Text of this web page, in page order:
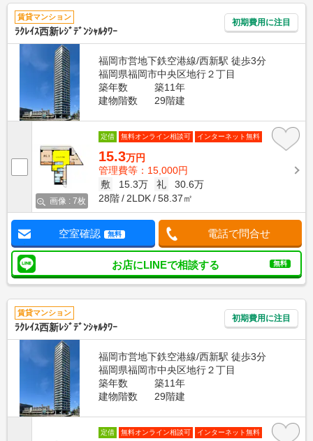
賃貸マンション
ﾗｸﾚｲｽ西新ﾚｼﾞﾃﾞﾝｼｬﾙﾀﾜｰ
初期費用に注目
福岡市営地下鉄空港線/西新駅 徒歩3分
福岡県福岡市中央区地行２丁目
築年数
築11年
建物階数
29階建
画像 : 7枚
定借 無料オンライン相談可 インターネット無料
15.3万円
管理費等：15,000円
敷
15.3万 礼
30.6万
28階
2LDK 58.37㎡
空室確認 無料 電話で問合せ
お店にLINEで相談する 無料
賃貸マンション
ﾗｸﾚｲｽ西新ﾚｼﾞﾃﾞﾝｼｬﾙﾀﾜｰ
初期費用に注目
福岡市営地下鉄空港線/西新駅 徒歩3分
福岡県福岡市中央区地行２丁目
築年数
築11年
建物階数
29階建
定借 無料オンライン相談可 インターネット無料